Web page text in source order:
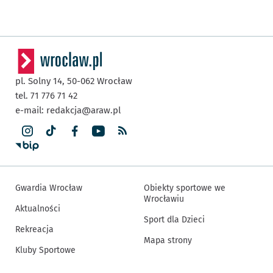
pl. Solny 14, 50-062 Wrocław
tel. 71 776 71 42
e-mail: redakcja@araw.pl
Gwardia Wrocław
Aktualności
Rekreacja
Kluby Sportowe
Obiekty sportowe we
Wrocławiu
Sport dla Dzieci
Mapa strony